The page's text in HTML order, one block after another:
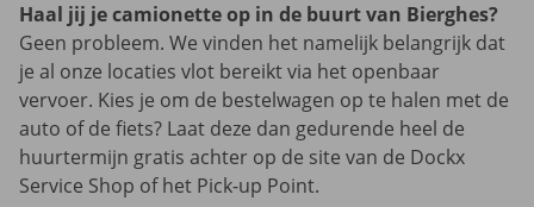
Haal jij je camionette op in de buurt van Bierghes?
Geen probleem. We vinden het namelijk belangrijk dat
je al onze locaties vlot bereikt via het openbaar
vervoer. Kies je om de bestelwagen op te halen met de
auto of de fiets? Laat deze dan gedurende heel de
huurtermijn gratis achter op de site van de Dockx
Service Shop of het Pick-up Point.